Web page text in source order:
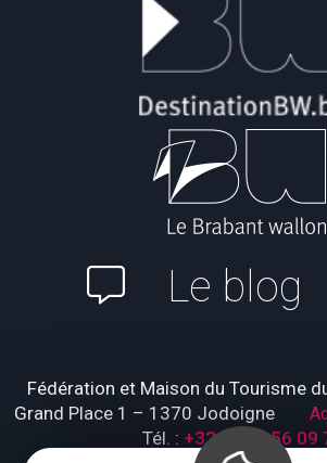
Le blog
Fédération et Maison du Tourisme
Grand Place 1 – 1370 Jodoigne
Tél. : +32 (0)10 56 09